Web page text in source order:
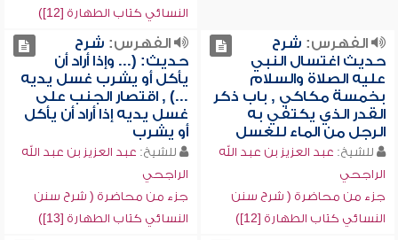
النسائي كتاب الطهارة [12])
الفهرس: شرح
حديث اغتسال النبي
عليه الصلاة والسلام
بخمسة مكاكي , باب ذكر
القدر الذي يكتفي به
الرجل من الماء للغسل
للشيخ: عبد العزيز بن عبد الله
الراجحي
جزء من محاضرة ( شرح سنن
النسائي كتاب الطهارة [12])
الفهرس: شرح
حديث: (... وإذا أراد أن
يأكل أو يشرب غسل يديه
...) , اقتصار الجنب على
غسل يديه إذا أراد أن يأكل
أو يشرب
للشيخ: عبد العزيز بن عبد الله
الراجحي
جزء من محاضرة ( شرح سنن
النسائي كتاب الطهارة [13])